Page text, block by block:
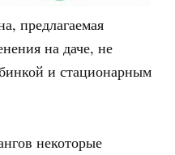
предлагаемая
на даче, не
и стационарным
некоторые